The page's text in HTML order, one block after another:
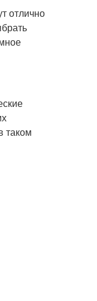
отлично
таком